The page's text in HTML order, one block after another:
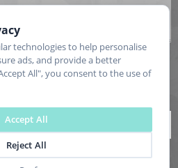
ODOSLAŤ
technologies to help personalise
ads, and provide a better
All", you consent to the use of
Accept All
Reject All